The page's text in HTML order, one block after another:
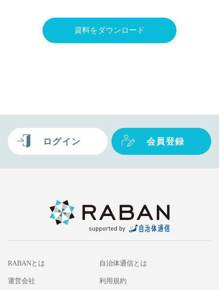
ログイン 会員登録
RABANとは 自治体通信とは
運営会社 利用規約